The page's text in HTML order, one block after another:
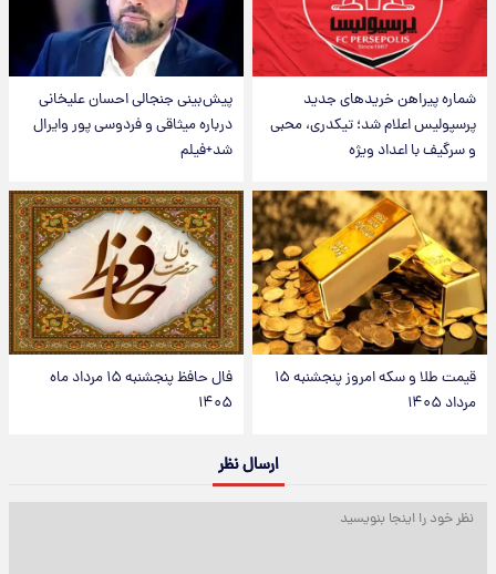
شماره پیراهن خریدهای جدید
پرسپولیس اعلام شد؛ تیکدری، محبی
و سرگیف با اعداد ویژه
پیش‌بینی جنجالی احسان علیخانی
درباره میثاقی و فردوسی پور وایرال
شد+فیلم
قیمت طلا و سکه امروز پنجشنبه ۱۵
مرداد ۱۴۰۵
فال حافظ پنجشنبه ۱۵ مرداد ماه
۱۴۰۵
ارسال نظر